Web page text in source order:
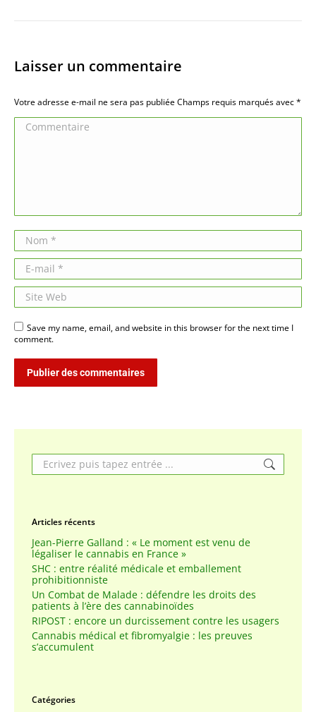
Laisser un commentaire
Votre adresse e-mail ne sera pas publiée Champs requis marqués avec*
Commentaire
Nom *
E-mail *
Site Web
Save my name, email, and website in this browser for the next time I
comment.
Publier des commentaires
Search:
Articles récents
Jean-Pierre Galland : « Le moment est venu de
légaliser le cannabis en France »
SHC : entre réalité médicale et emballement
prohibitionniste
Un Combat de Malade : défendre les droits des
patients à l’ère des cannabinoïdes
RIPOST : encore un durcissement contre les usagers
Cannabis médical et fibromyalgie : les preuves
s’accumulent
Catégories